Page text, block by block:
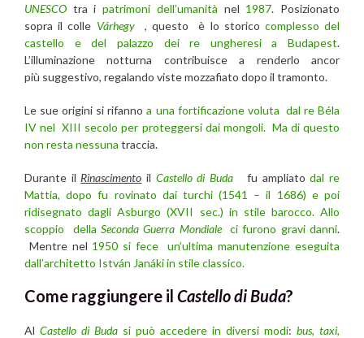
UNESCO tra ipatrimoni dell’umanità nel 1987. Posizionato
sopra il colle Várhegy, questo è lo storico complesso del
castello e del palazzo dei re ungheresi a Budapest.
L’illuminazione notturna contribuisce a renderlo ancor
più suggestivo, regalando viste mozzafiato dopo il tramonto.
Le sue origini si rifannoa una fortificazione voluta dal re Béla
IV nel XIII secolo per proteggersi dai mongoli. Ma di questo
non resta nessuna traccia.
Durante il Rinascimento il Castello di Buda fu ampliatodal re
Mattia, dopo fu rovinato dai turchi (1541 – il 1686) e poi
ridisegnato dagli Asburgo (XVII sec.) in stile barocco. Allo
scoppio della Seconda Guerra Mondialeci furono gravi danni.
Mentre nel 1950 si fece un’ultima manutenzione eseguita
dall’architetto István Janáki in stile classico.
Come raggiungere il Castello di Buda?
Al Castello di Buda si può accedere in diversi modi: bus, taxi,